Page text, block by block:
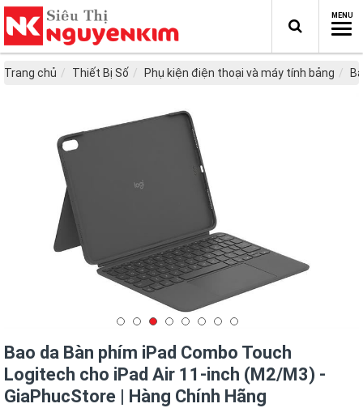
Trang chủ Thiết Bị Số Phụ kiện điện thoại và máy tính bảng
Bao da Bàn phím iPad Combo Touch
Logitech cho iPad Air 11-inch (M2/M3) -
GiaPhucStore | Hàng Chính Hãng